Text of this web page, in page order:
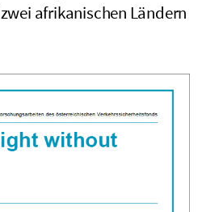
afrikanischen Ländern